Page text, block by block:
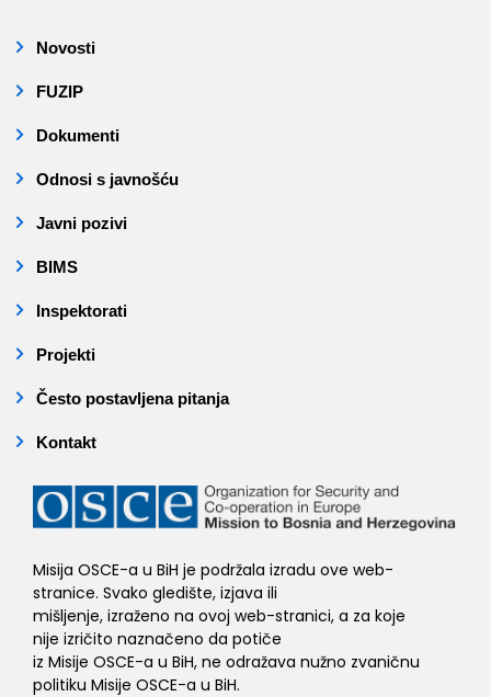
Novosti
FUZIP
Dokumenti
Odnosi s javnošću
Javni pozivi
BIMS
Inspektorati
Projekti
Često postavljena pitanja
Kontakt
Misija OSCE-a u BiH je podržala izradu ove web-
stranice. Svako gledište, izjava ili
mišljenje, izraženo na ovoj web-stranici, a za koje
nije izričito naznačeno da potiče
iz Misije OSCE-a u BiH, ne odražava nužno zvaničnu
politiku Misije OSCE-a u BiH.